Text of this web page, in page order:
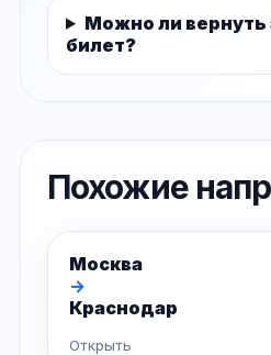
Можно ли вернуть
билет?
Похожие
Москва
→
Краснодар
Открыть